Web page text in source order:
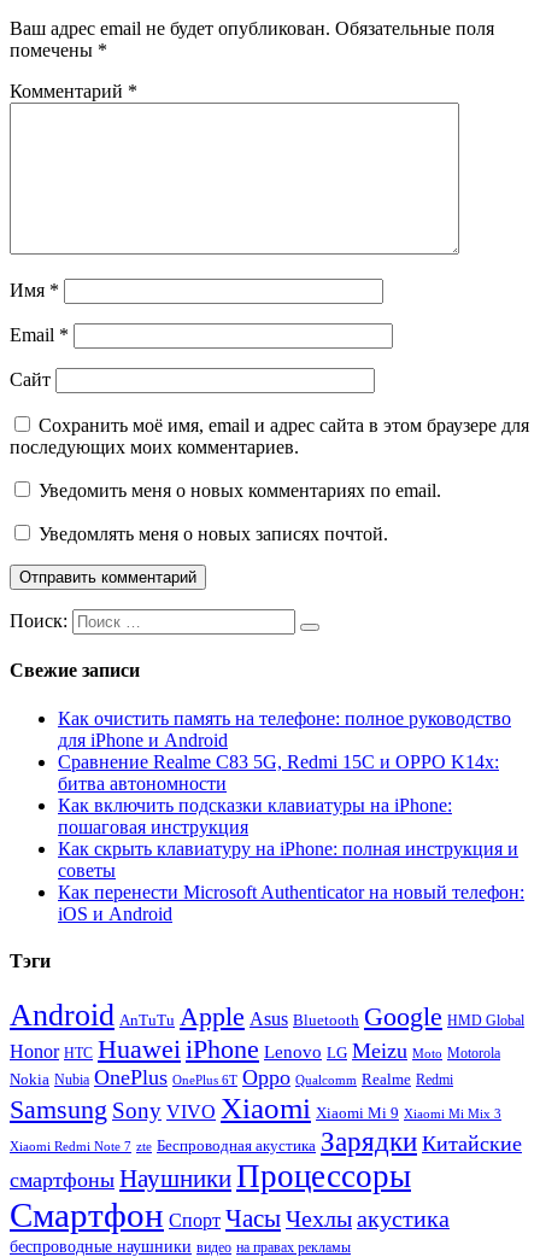
Ваш адрес email не будет опубликован. Обязательные поля
помечены *
Комментарий *
Имя *
Email *
Сайт
Сохранить моё имя, email и адрес сайта в этом браузере для
последующих моих комментариев.
Уведомить меня о новых комментариях по email.
Уведомлять меня о новых записях почтой.
Поиск:
Свежие записи
Как очистить память на телефоне: полное руководство
для iPhone и Android
Сравнение Realme C83 5G, Redmi 15C и OPPO K14x:
битва автономности
Как включить подсказки клавиатуры на iPhone:
пошаговая инструкция
Как скрыть клавиатуру на iPhone: полная инструкция и
советы
Как перенести Microsoft Authenticator на новый телефон:
iOS и Android
Тэги
Android AnTuTu Apple Asus Bluetooth Google HMD Global
Honor HTC HuaweiiPhone Lenovo LG Meizu Moto Motorola
Nokia Nubia OnePlus OnePlus 6T Oppo Qualcomm Realme Redmi
Samsung Sony VIVO Xiaomi Xiaomi Mi 9 Xiaomi Mi Mix 3
Xiaomi Redmi Note 7 zte Беспроводная акустика Зарядки Китайские
смартфоны НаушникиПроцессоры
Смартфон Спорт ЧасыЧехлыакустика
беспроводные наушники видео на правах рекламы